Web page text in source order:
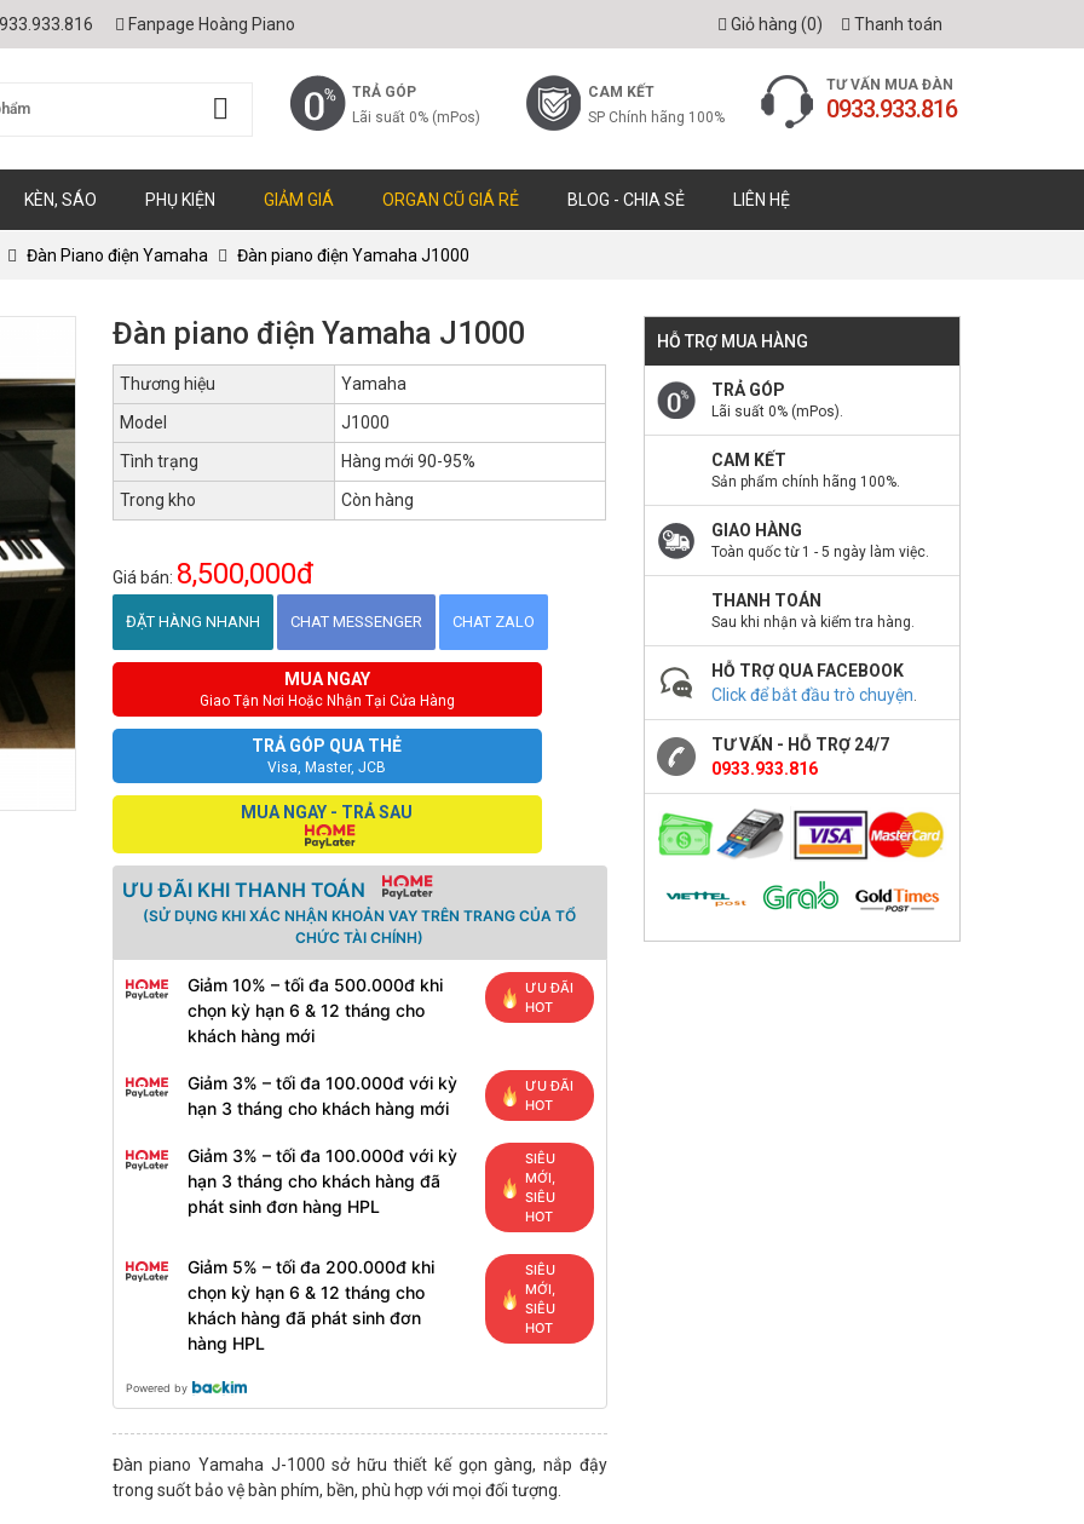
Fanpage Hoàng Piano Thanh toán
Giỏ hàng (0)
TRẢ GÓP
Lãi suất 0% (mPos)
CAM KẾT
SP Chính hãng 100%
TƯ VẤN MUA ĐÀN
0933.933.816
KÈN, SÁO PHỤ KIỆN GIẢM GIÁ ORGAN CŨ GIÁ RẺ BLOG - CHIA SẺ LIÊN HỆ
Đàn Piano điện Yamaha Đàn piano điện Yamaha J1000
Đàn piano điện Yamaha J1000
Thương hiệu
Yamaha
Model
J1000
Tình trạng
Hàng mới 90-95%
Trong kho
Còn hàng
Giá bán: 8,500,000đ
ĐẶT HÀNG NHANH CHAT MESSENGER CHAT ZALO
MUA NGAY
Giao Tận Nơi Hoặc Nhận Tại Cửa Hàng
TRẢ GÓP QUA THẺ
Visa, Master, JCB
MUA NGAY - TRẢ SAU
ƯU ĐÃI KHI THANH TOÁN
(SỬ DỤNG KHI XÁC NHẬN KHOẢN VAY TRÊN TRANG CỦA TỔ
CHỨC TÀI CHÍNH)
Giảm 10% – tối đa 500.000đ khi
chọn kỳ hạn 6 & 12 tháng cho
khách hàng mới
ƯU ĐÃI
HOT
Giảm 3% – tối đa 100.000đ với kỳ
hạn 3 tháng cho khách hàng mới
ƯU ĐÃI
HOT
Giảm 3% – tối đa 100.000đ với kỳ
hạn 3 tháng cho khách hàng đã
phát sinh đơn hàng HPL
SIÊU
MỚI,
SIÊU
HOT
Giảm 5% – tối đa 200.000đ khi
chọn kỳ hạn 6 & 12 tháng cho
khách hàng đã phát sinh đơn
hàng HPL
SIÊU
MỚI,
SIÊU
HOT
Powered by
Đàn piano Yamaha J-1000 sở hữu thiết kế gọn gàng, nắp đậy
trong suốt bảo vệ bàn phím, bền, phù hợp với mọi đối tượng.
HỖ TRỢ MUA HÀNG
TRẢ GÓP
Lãi suất 0% (mPos).
CAM KẾT
Sản phẩm chính hãng 100%.
GIAO HÀNG
Toàn quốc từ 1 - 5 ngày làm việc.
THANH TOÁN
Sau khi nhận và kiểm tra hàng.
HỖ TRỢ QUA FACEBOOK
Click để bắt đầu trò chuyện.
TƯ VẤN - HỖ TRỢ 24/7
0933.933.816